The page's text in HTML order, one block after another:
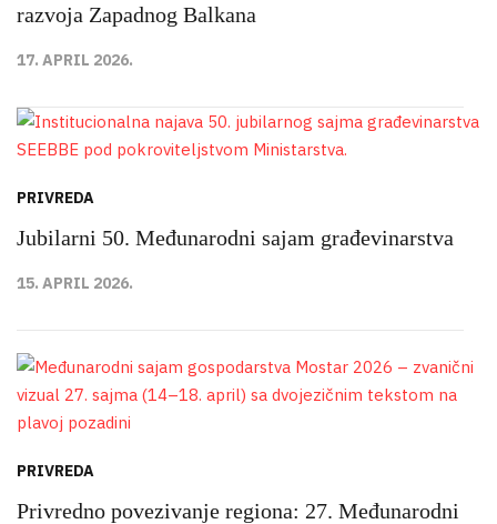
razvoja Zapadnog Balkana
17. APRIL 2026.
PRIVREDA
Jubilarni 50. Međunarodni sajam građevinarstva
15. APRIL 2026.
PRIVREDA
Privredno povezivanje regiona: 27. Međunarodni